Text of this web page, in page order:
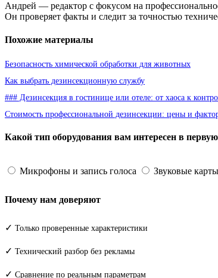
Андрей — редактор с фокусом на
Он проверяет факты и следит за точностью
Похожие материалы
Безопасность химической обработки для животных
Как выбрать дезинсекционную службу
### Дезинсекция в гостинице или отеле: от хаоса к
Стоимость профессиональной дезинсекции: цены и
Какой тип оборудования вам интересен в первую
Микрофоны и запись голоса Звуковые
Почему нам доверяют
✓ Только проверенные характеристики
✓ Технический разбор без рекламы
✓ Сравнение по реальным параметрам